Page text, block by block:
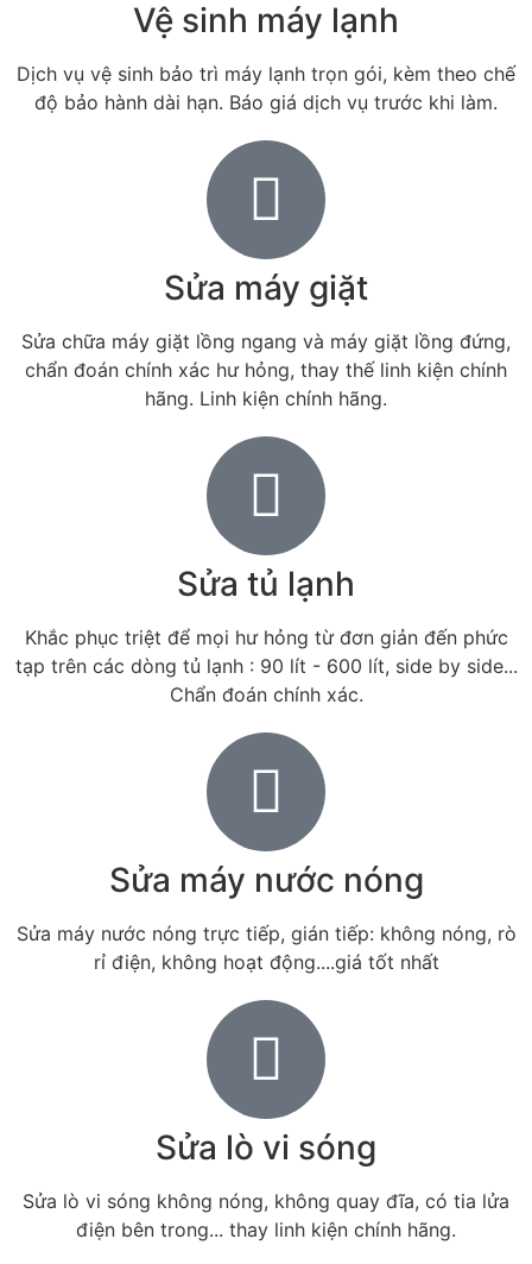
Vệ sinh máy lạnh
Dịch vụ vệ sinh bảo trì máy lạnh trọn gói, kèm theo chế
độ bảo hành dài hạn. Báo giá dịch vụ trước khi làm.
Sửa máy giặt
Sửa chữa máy giặt lồng ngang và máy giặt lồng đứng,
chẩn đoán chính xác hư hỏng, thay thế linh kiện chính
hãng. Linh kiện chính hãng.
Sửa tủ lạnh
Khắc phục triệt để mọi hư hỏng từ đơn giản đến phức
tạp trên các dòng tủ lạnh : 90 lít - 600 lít, side by side...
Chẩn đoán chính xác.
Sửa máy nước nóng
Sửa máy nước nóng trực tiếp, gián tiếp: không nóng, rò
rỉ điện, không hoạt động....giá tốt nhất
Sửa lò vi sóng
Sửa lò vi sóng không nóng, không quay đĩa, có tia lửa
điện bên trong... thay linh kiện chính hãng.